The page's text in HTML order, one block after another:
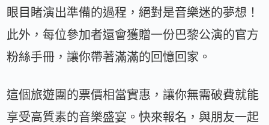
眼目睹演出準備的過程，絕對是音樂迷的夢想！
此外，每位參加者還會獲贈一份巴黎公演的官方
粉絲手冊，讓你帶著滿滿的回憶回家。
這個旅遊團的票價相當實惠，讓你無需破費就能
享受高質素的音樂盛宴。快來報名，與朋友一起